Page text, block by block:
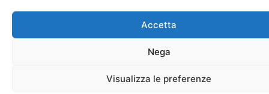
Accetta
Nega
Visualizza le preferenze